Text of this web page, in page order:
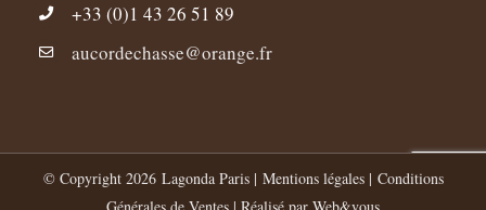
+33 (0)1 43 26 51 89
aucordechasse@orange.fr
© Copyright 2026 Lagonda Paris | Mentions légales| Conditions